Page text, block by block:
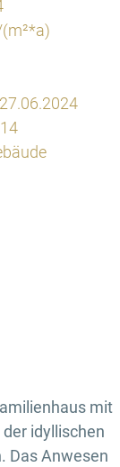
27.06.2024
mit
idyllischen
Das Anwesen